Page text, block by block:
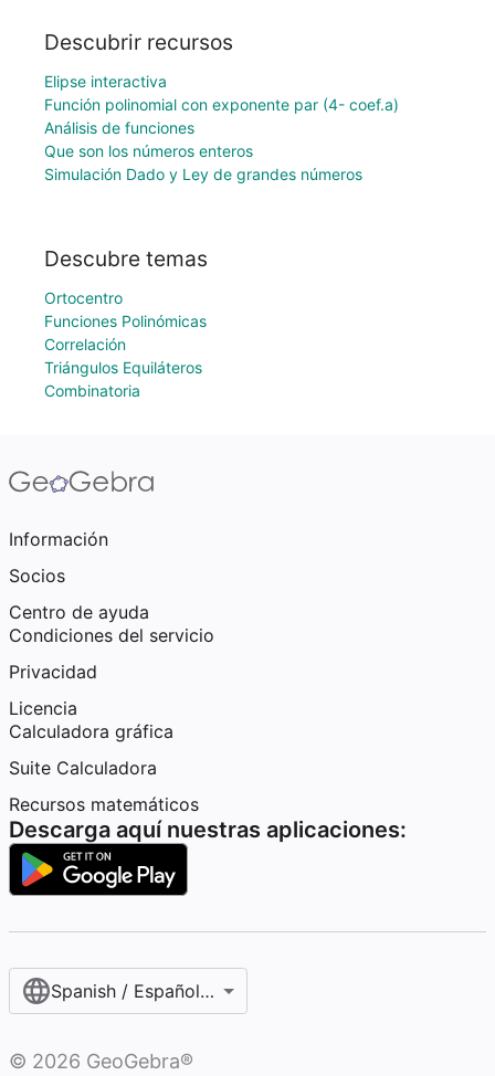
Descubrir recursos
Elipse interactiva
Función polinomial con exponente par (4- coef.a)
Análisis de funciones
Que son los números enteros
Simulación Dado y Ley de grandes números
Descubre temas
Ortocentro
Funciones Polinómicas
Correlación
Triángulos Equiláteros
Combinatoria
Información
Socios
Centro de ayuda
Condiciones del servicio
Privacidad
Licencia
Calculadora gráfica
Suite Calculadora
Recursos matemáticos
Descarga aquí nuestras aplicaciones:
Spanish / Español (internacional)
© 2026 GeoGebra®